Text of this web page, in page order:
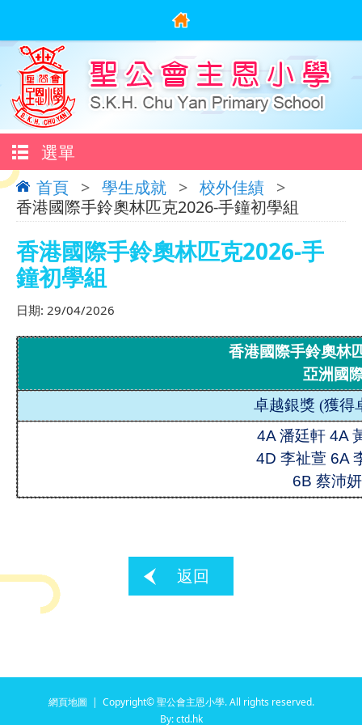
選單
首頁 > 學生成就 > 校外佳績 >
香港國際手鈴奧林匹克2026-手鐘初學組
香港國際手鈴奧林匹克2026-手
鐘初學組
日期: 29/04/2026
香港國際手鈴奧林
亞洲國
卓越銀獎 (獲得
4A 潘廷軒 4A
4D 李祉萱 6A
6B 蔡沛
返回
網頁地圖 | Copyright© 聖公會主恩小學. All rights reserved.
By: ctd.hk